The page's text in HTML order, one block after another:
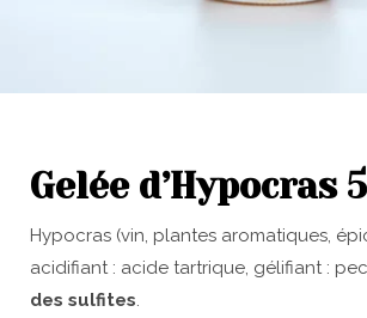
Gelée d’Hypocras
Hypocras (vin, plantes aromatiques,
acidifiant : acide tartrique, gélifiant :
des sulfites.